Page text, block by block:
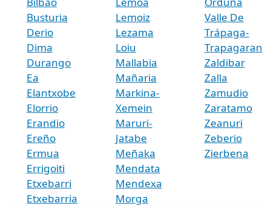
Busturia
Derio
Dima
Durango
Ea
Elantxobe
Elorrio
Erandio
Ereño
Ermua
Errigoiti
Etxebarri
Etxebarria
Lemoiz
Lezama
Loiu
Mallabia
Mañaria
Markina-
Xemein
Maruri-
Jatabe
Meñaka
Mendata
Mendexa
Morga
Valle De
Trápaga-
Trapagaran
Zaldibar
Zalla
Zamudio
Zaratamo
Zeanuri
Zeberio
Zierbena